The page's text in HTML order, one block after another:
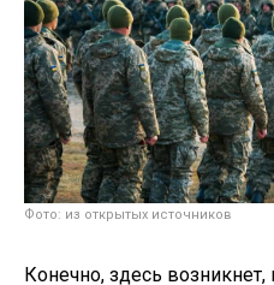
Фото: из открытых источников
Конечно, здесь